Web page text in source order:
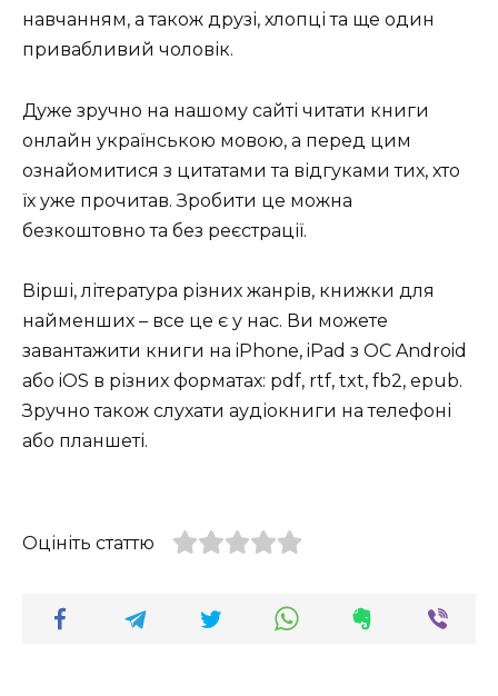
навчанням, а також друзі, хлопці та ще один
привабливий чоловік.
Дуже зручно на нашому сайті читати книги
онлайн українською мовою, а перед цим
ознайомитися з цитатами та відгуками тих, хто
їх уже прочитав.Зробити це можна
безкоштовно та без реєстрації.
Вірші, література різних жанрів, книжки для
найменших – все це є у нас. Ви можете
завантажити книги на iPhone, iPad з ОС Android
або iOS в різних форматах: pdf, rtf, txt, fb2, epub.
Зручно також слухати аудіокниги на телефоні
або планшеті.
Оцініть статтю